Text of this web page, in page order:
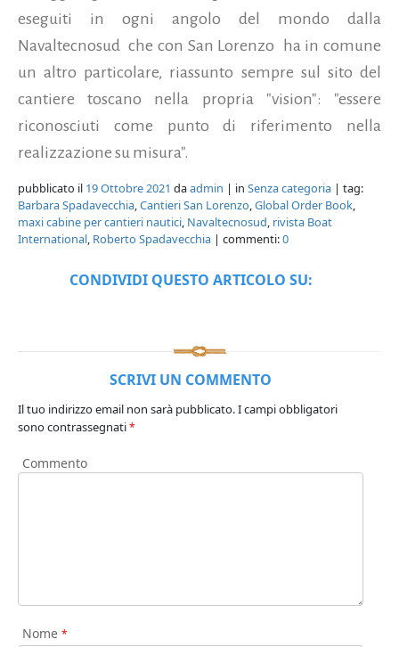
eseguiti in ogni angolo del mondo dalla
Navaltecnosud che con San Lorenzo ha in comune
un altro particolare, riassunto sempre sul sito del
cantiere toscano nella propria "vision": "essere
riconosciuti come punto di riferimento nella
realizzazione su misura".
pubblicato il 19 Ottobre 2021 daadmin | in Senza categoria | tag:
Barbara Spadavecchia,Cantieri San Lorenzo,Global Order Book,
maxi cabine per cantieri nautici, Navaltecnosud, rivista Boat
International, Roberto Spadavecchia | commenti:0
CONDIVIDI QUESTO ARTICOLO SU:
SCRIVI UN COMMENTO
Il tuo indirizzo email non sarà pubblicato.I campi obbligatori
sono contrassegnati*
Commento
Nome *